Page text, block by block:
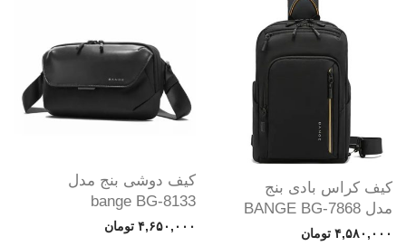
کیف کراس بادی بنج
مدل BANGE BG-7868
۴,۵۸۰,۰۰۰ تومان
کیف دوشی بنج مدل
bange BG-8133
۴,۶۵۰,۰۰۰ تومان